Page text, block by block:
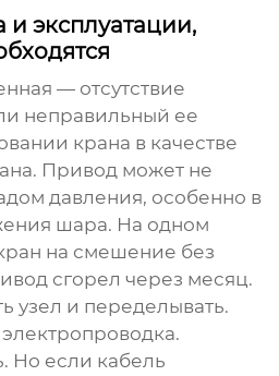
эксплуатации,
— отсутствие
неправильный ее
крана в качестве
Привод может не
давления, особенно в
шара. На одном
на смешение без
сгорел через месяц.
узел и переделывать.
Но если кабель